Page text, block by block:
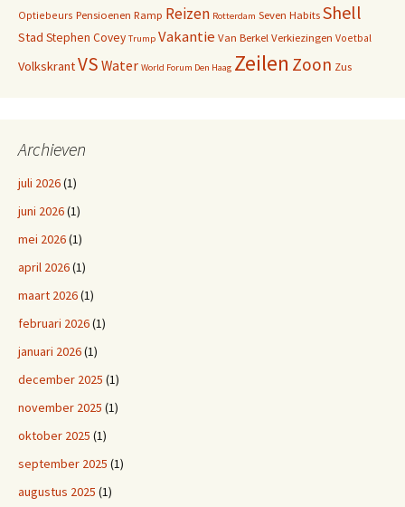
Optiebeurs Pensioenen Ramp Reizen Rotterdam Seven HabitsShell
Stad Stephen Covey Trump Vakantie Van Berkel Verkiezingen Voetbal
VolkskrantVS Water World Forum Den Haag Zeilen Zoon Zus
Archieven
juli 2026(1)
juni 2026(1)
mei 2026(1)
april 2026(1)
maart 2026(1)
februari 2026(1)
januari 2026(1)
december 2025 (1)
november 2025 (1)
oktober 2025 (1)
september 2025 (1)
augustus 2025 (1)